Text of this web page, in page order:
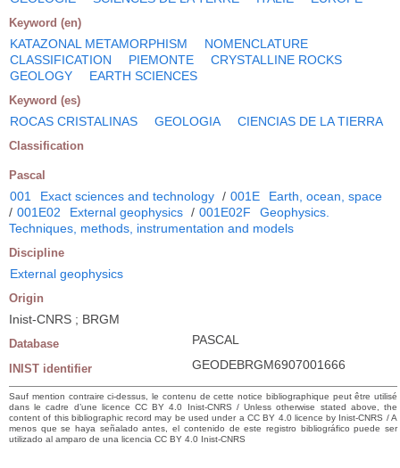
Keyword (en)
KATAZONAL METAMORPHISM
NOMENCLATURE
CLASSIFICATION
PIEMONTE
CRYSTALLINE ROCKS
GEOLOGY
EARTH SCIENCES
Keyword (es)
ROCAS CRISTALINAS GEOLOGIA CIENCIAS DE LA TIERRA
Classification
Pascal
001 Exact sciences and technology / 001E
Earth, ocean, space
/ 001E02 External geophysics / 001E02F
Geophysics.
Techniques, methods, instrumentation and models
Discipline
External geophysics
Origin
Inist-CNRS ; BRGM
Database PASCAL
INIST identifier GEODEBRGM6907001666
Sauf mention contraire ci-dessus, le contenu de cette notice bibliographique peut être utilisé
dans le cadre d’une licence CC BY 4.0 Inist-CNRS / Unless otherwise stated above, the
content of this bibliographic record may be used under a CC BY 4.0 licence by Inist-CNRS / A
menos que se haya señalado antes, el contenido de este registro bibliográfico puede ser
utilizado al amparo de una licencia CC BY 4.0 Inist-CNRS